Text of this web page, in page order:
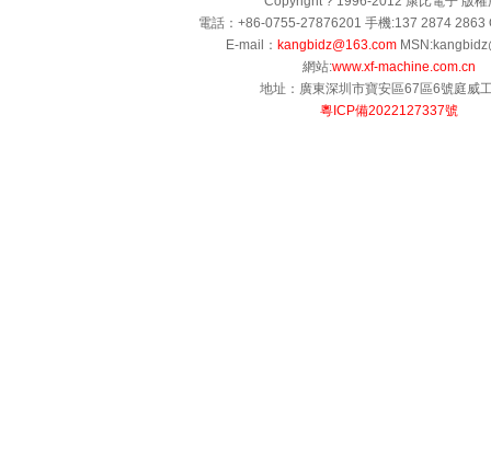
電話：+86-0755-27876201 手機:137 2874 2863
E-mail： kangbidz@163.com
網站:www.xf-machine.com.cn
地址：廣東深圳市寶安區67區6號庭威
粵ICP備2022127337號